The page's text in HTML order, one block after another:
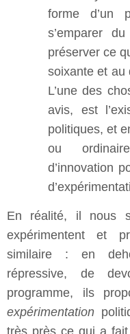
forme d’un
s’emparer
préserver ce
soixante et au
L’une des
avis, est
politiques, et
ou
d’innovation
En réalité, il nous
expérimentent et
similaire : en
répressive, de
programme, ils
expérimentation